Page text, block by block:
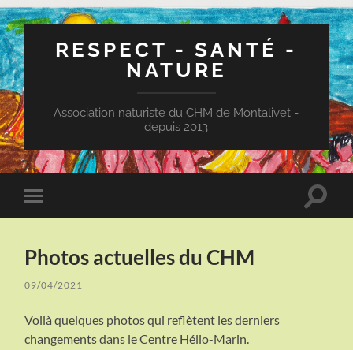
RESPECT - SANTÉ -
NATURE
Association naturiste du CHM de Montalivet -
depuis 2013
Toggle
mobile
Toggle
Photos actuelles du CHM
09/04/2021
Voilà quelques photos qui reflètent les derniers
changements dans le Centre Hélio-Marin.